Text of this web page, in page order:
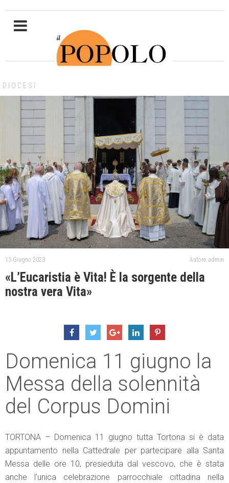
DIOCESI
15 Giugno 2023 Autore: admin
«L’Eucaristia è Vita! È la sorgente della
nostra vera Vita»
Domenica 11 giugno la
Messa della solennità
del Corpus Domini
TORTONA – Domenica 11 giugno tutta Tortona si è data
appuntamento nella Cattedrale per partecipare alla Santa
Messa delle ore 10, presieduta dal vescovo, che è stata
anche l’unica celebrazione parrocchiale cittadina nella